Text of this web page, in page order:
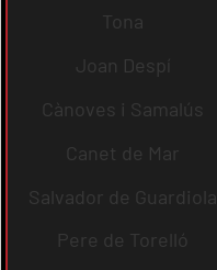
Tona
Joan Despí
Cànoves i Samalús
Canet de Mar
Salvador de Guardiola
Pere de Torelló